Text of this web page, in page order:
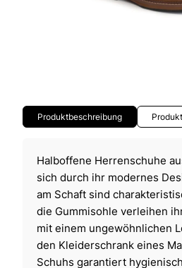
Produktbeschreibung
Halboffene Herrenschuhe
sich durch ihr modernes
am Schaft sind
die Gummisohle verleihen
mit einem ungewöhnlichen
den Kleiderschrank eines
Schuhs garantiert